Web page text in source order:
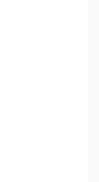
À
À
une
à
et du
une
.c.z.o.